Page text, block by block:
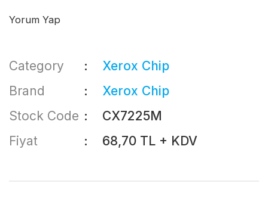
Yorum Yap
Category
Xerox Chip
Brand
Xerox Chip
Stock Code
CX7225M
Fiyat
68,70 TL + KDV